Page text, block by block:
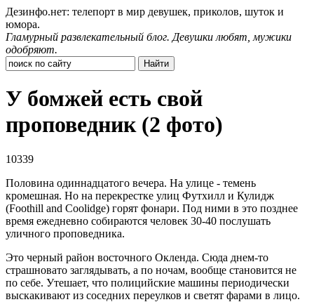
Дезинфо.нет: телепорт в мир девушек, приколов, шуток и
юмора.
Гламурный развлекательный блог. Девушки любят, мужики
одобряют.
У бомжей есть свой
проповедник (2 фото)
10339
Половина одиннадцатого вечера. На улице - темень
кромешная. Но на перекрестке улиц Футхилл и Кулидж
(Foothill and Coolidge) горят фонари. Под ними в это позднее
время ежедневно собираются человек 30-40 послушать
уличного проповедника.
Это черный район восточного Окленда. Сюда днем-то
страшновато заглядывать, а по ночам, вообще становится не
по себе. Утешает, что полицийские машины периодически
выскакивают из соседних переулков и светят фарами в лицо.